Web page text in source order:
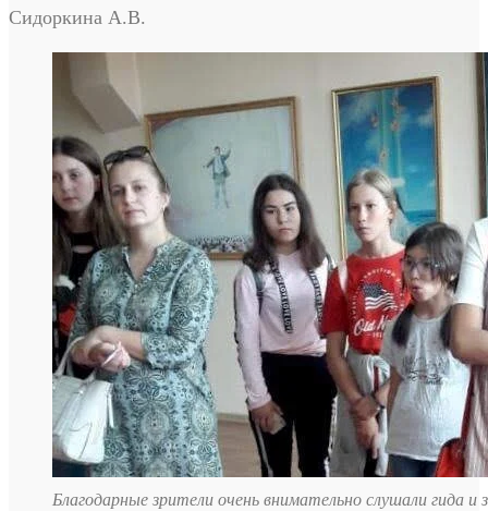
Сидоркина А.В.
Благодарные зрители очень внимательно слушали гида и